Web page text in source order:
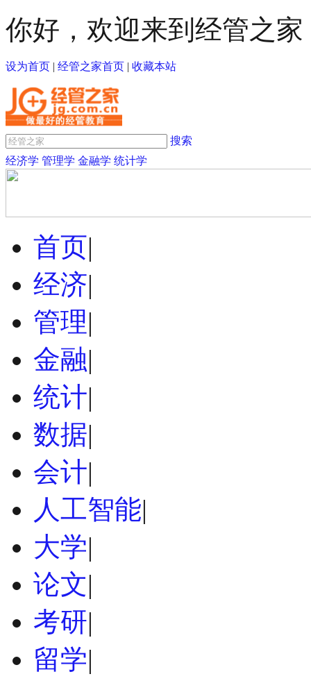
你好，欢迎来到经管之家
设为首页 | 经管之家首页 | 收藏本站
搜索
经济学 管理学 金融学 统计学
首页|
经济|
管理|
金融|
统计|
数据|
会计|
人工智能|
大学|
论文|
考研|
留学|